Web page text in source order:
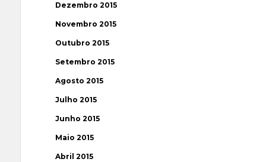
Dezembro 2015
Novembro 2015
Outubro 2015
Setembro 2015
Agosto 2015
Julho 2015
Junho 2015
Maio 2015
Abril 2015